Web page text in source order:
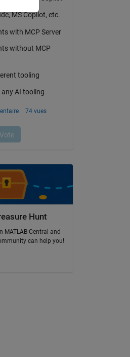
Hunt
MATLAB Central and
can help you!